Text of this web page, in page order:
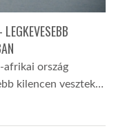
afrikai ország
kilencen vesztek…